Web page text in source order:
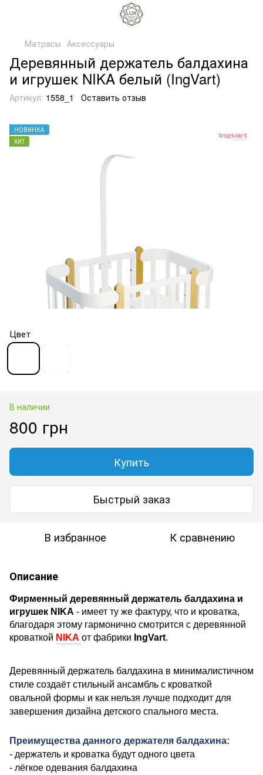
Матрасы Аксессуары
Деревянный держатель балдахина
и игрушек NIKA белый (IngVart)
Артикул: 1558_1 Оставить отзыв
НОВИНКА
ХИТ
Цвет
В наличии
800 грн
Купить
Быстрый заказ
В избранное К сравнению
Описание
Фирменный деревянный держатель балдахина и
игрушек NIKA - имеет ту же фактуру, что и кроватка,
благодаря этому гармонично смотрится с деревянной
кроваткой NIKA от фабрики IngVart.
Деревянный держатель балдахина в минималистичном
стиле создаёт стильный ансамбль с кроваткой
овальной формы и как нельзя лучше подходит для
завершения дизайна детского спального места.
Преимущества данного держателя балдахина:
- держатель и кроватка будут одного цвета
- лёгкое одевания балдахина